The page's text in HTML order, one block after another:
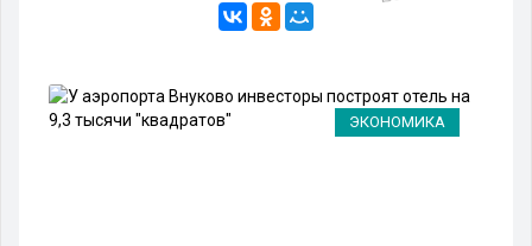
ЭКОНОМИКА